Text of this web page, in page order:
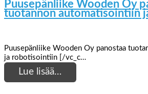
Puusepänliike Wooden Oy
tuotannon automatisointiin
Puusepänliike Wooden Oy panostaa
ja robotisointiin [/vc_c…
Lue lisää…